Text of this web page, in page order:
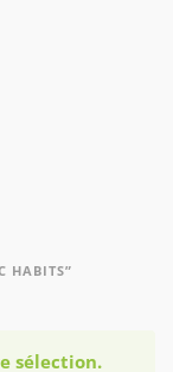
HABITS”
sélection.